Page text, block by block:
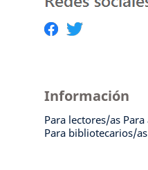
Información
Para lectores/as
Para bibliotecarios/as